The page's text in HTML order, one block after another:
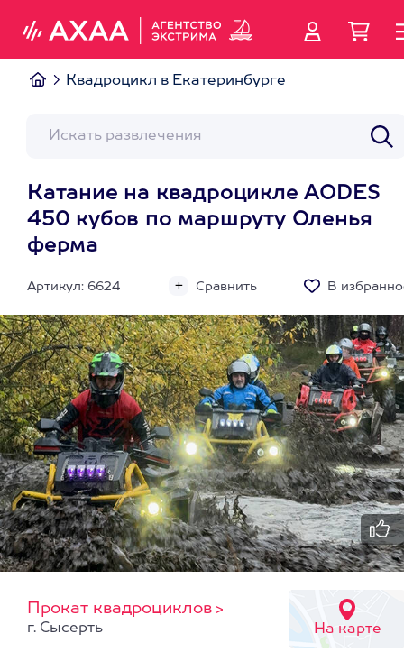
Квадроцикл в Екатеринбурге
Катание на квадроцикле AODES
450 кубов по маршруту Оленья
ферма
Артикул: 6624 Сравнить В
Прокат квадроциклов >
На карте
г. Сысерть